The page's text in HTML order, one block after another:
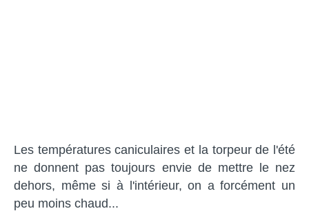
Les températures caniculaires et la torpeur de l'été
ne donnent pas toujours envie de mettre le nez
dehors, même si à l'intérieur, on a forcément un
peu moins chaud...